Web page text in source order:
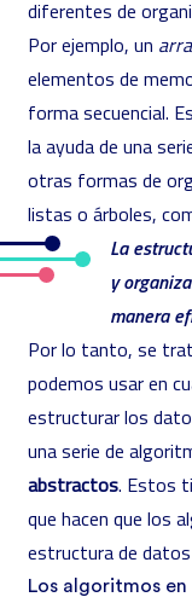
diferentes de
Por ejemplo, un
elementos de
forma secuencial.
la ayuda de una
otras formas de
listas o árboles,
La
y
manera
Por lo tanto, se
podemos usar en
estructurar los
una serie de
abstractos. Estos
que hacen que los
estructura de datos
Los algoritmos en